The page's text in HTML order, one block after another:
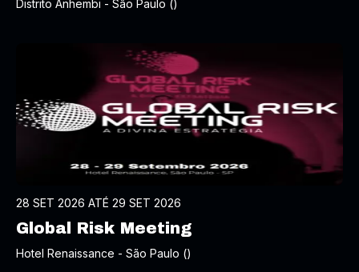
Distrito Anhembi - São Paulo ()
28 SET 2026 ATÉ 29 SET 2026
Global Risk Meeting
Hotel Renaissance - São Paulo ()